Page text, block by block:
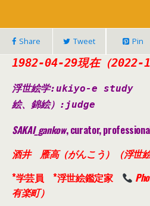
Share Tweet Pin
1982-04-29現在（2022-
浮世絵学:ukiyo-e study
絵、錦絵） :judge
SAKAI_gankow, curator,
酒井 雁高（がんこう）（浮世
*学芸員 *浮世絵鑑定家
有楽町）